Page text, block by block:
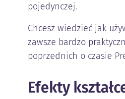
pojedynczej.
Chcesz wiedzieć jak
zawsze bardzo
poprzednich o czasie
Efekty